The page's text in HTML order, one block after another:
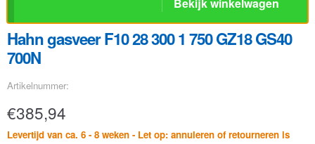
Hahn gasveer F10 28 300 1 750 GZ18 GS40
700N
Artikelnummer:
€385,94
Levertijd van ca. 6 - 8 weken - Let op: annuleren of retourneren is